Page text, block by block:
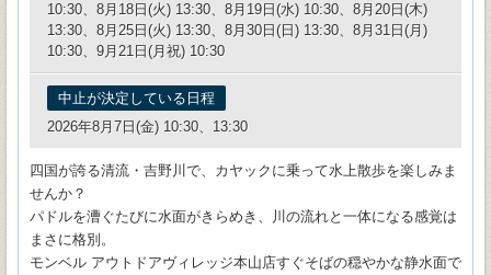
10:30、8月18日(火) 13:30、8月19日(水) 10:30、8月20日(木)
13:30、8月25日(火) 13:30、8月30日(日) 13:30、8月31日(月)
10:30、9月21日(月祝) 10:30
中止が決定している日程
2026年8月7日(金) 10:30、13:30
四国が誇る清流・吉野川で、カヤックに乗って水上散歩を楽しみま
せんか？
パドルを漕ぐたびに水面がきらめき、川の流れと一体になる感覚は
まさに格別。
モンベル アウトドアヴィレッジ本山店すぐそばの穏やかな静水面で